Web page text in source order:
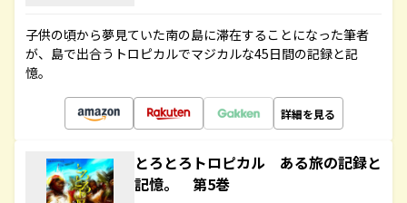
子供の頃から夢見ていた南の島に滞在することになった筆者
が、島で出合うトロピカルでマジカルな45日間の記録と記
憶。
詳細を見る
とろとろトロピカル ある旅の記録と
記憶。 第5巻